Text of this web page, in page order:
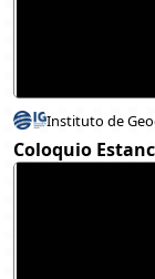
Instituto de
Coloquio